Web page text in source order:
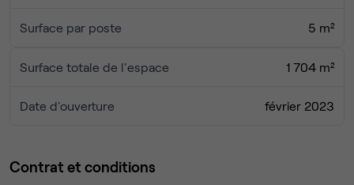
Surface par poste 5 m²
Surface totale de l'espace 1 704 m²
Date d'ouverture février 2023
Contrat et conditions